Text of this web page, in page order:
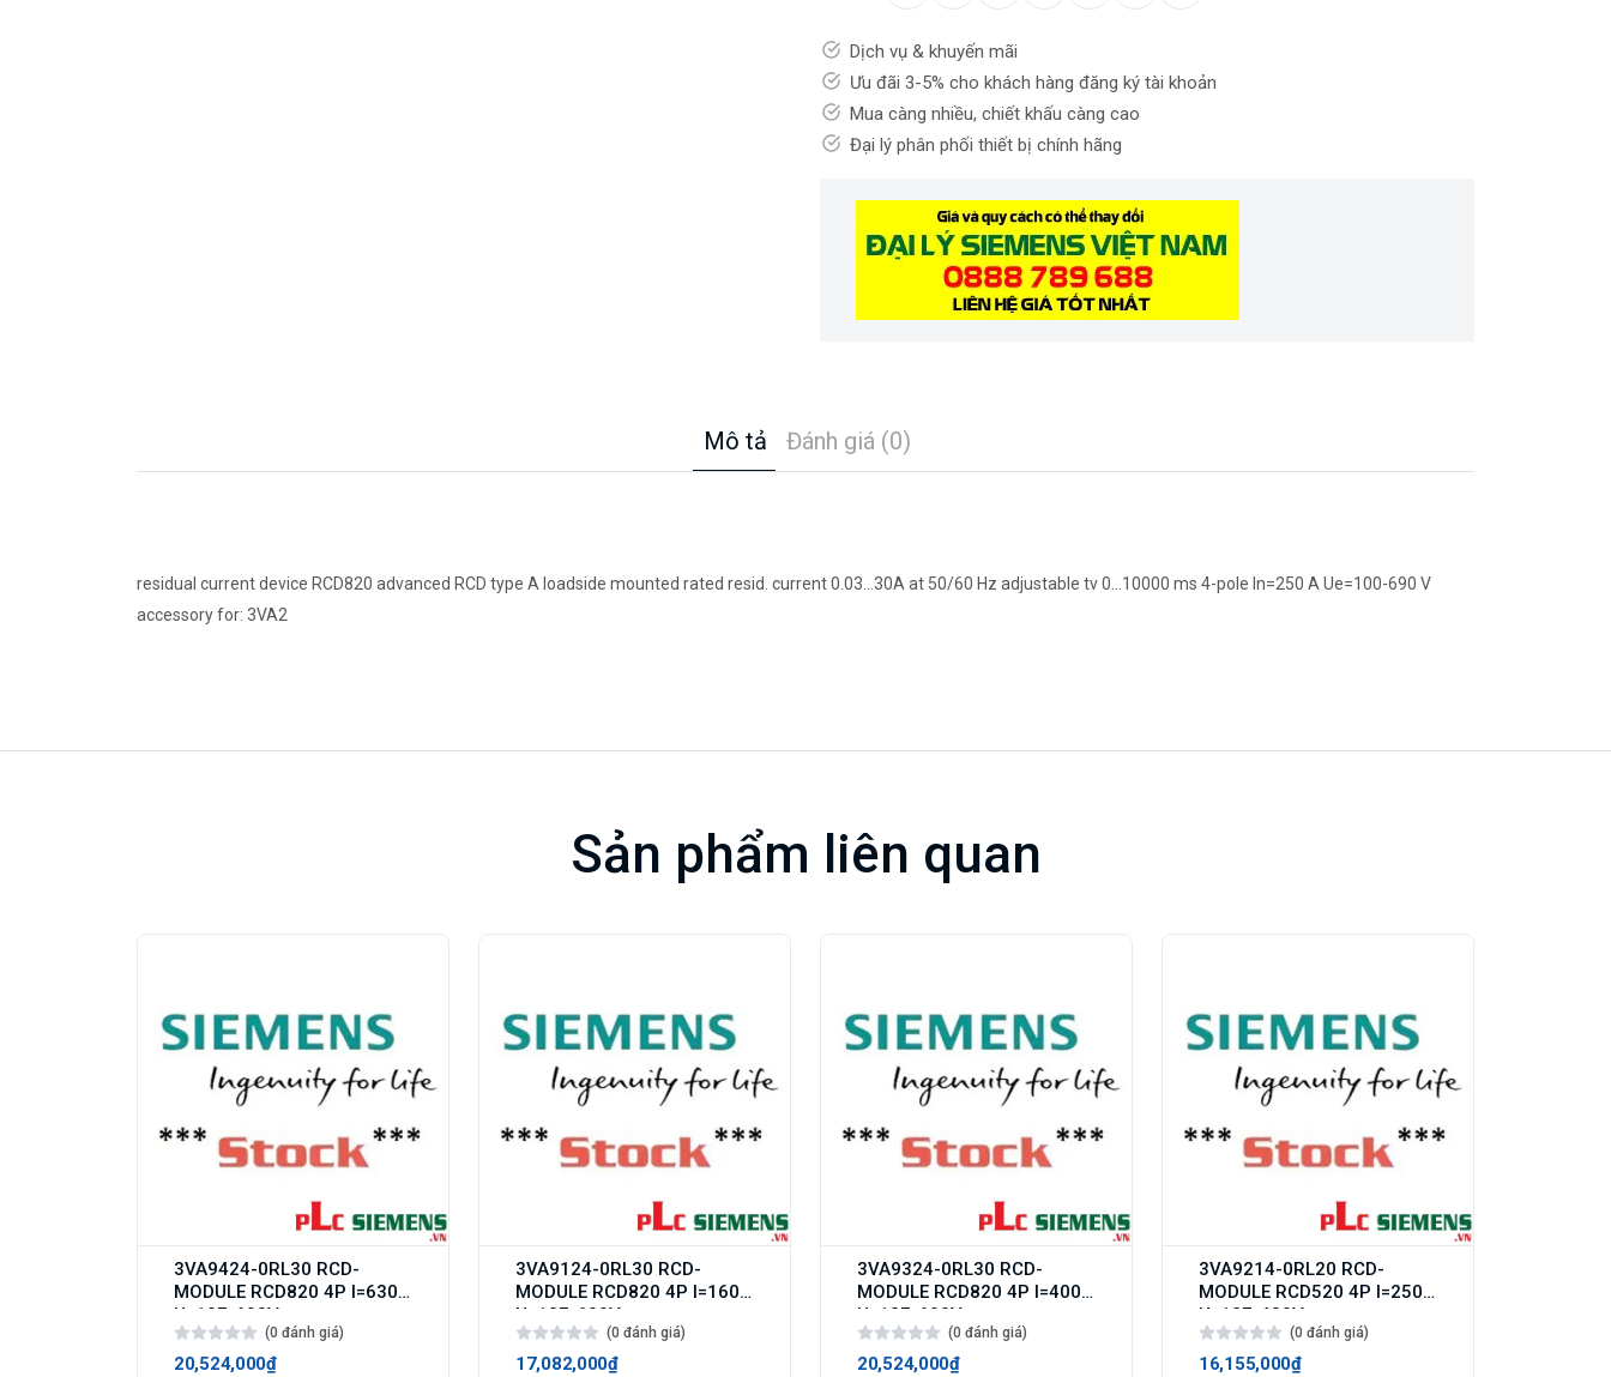
Dịch vụ & khuyến mãi
Ưu đãi 3-5% cho khách hàng đăng ký tài khoản
Mua càng nhiều, chiết khấu càng cao
Đại lý phân phối thiết bị chính hãng
Mô tả Đánh giá (0)
residual current device RCD820 advanced RCD type A loadside mounted rated resid. current 0.03...30A at 50/60 Hz adjustable tv 0...10000 ms 4-pole In=250 A Ue=100-690 V
accessory for: 3VA2
Sản phẩm liên quan
3VA9424-0RL30 RCD-
MODULE RCD820 4P I=630A
U=127-690V
(0 đánh giá)
20,524,000₫
3VA9124-0RL30 RCD-
MODULE RCD820 4P I=160A
U=127-690V
(0 đánh giá)
17,082,000₫
3VA9324-0RL30 RCD-
MODULE RCD820 4P I=400A
U=127-690V
(0 đánh giá)
20,524,000₫
3VA9214-0RL20 RCD-
MODULE RCD520 4P I=250A
U=127-480V
(0 đánh giá)
16,155,000₫